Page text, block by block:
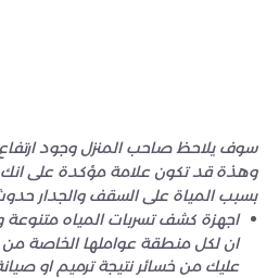
سوف يلاحظ صاحب المنزل وجود ارتفاع
وهذة قد تكون علامة مؤكدة على انك
بسبب المياة على السقف والجدار
اجهزة كشف تسربات المياه
ان لكل منطقة عواملها الخاصة من
عليك من خسائر نتيجة ترميم او